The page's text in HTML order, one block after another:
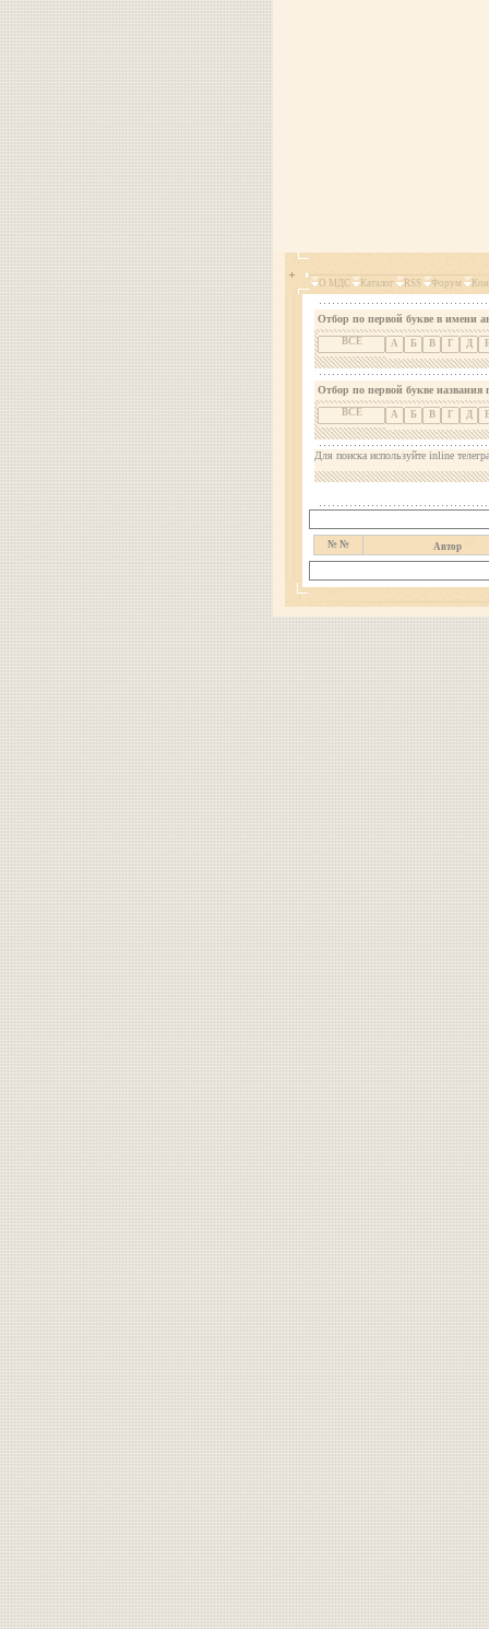
О МДС Каталог RSS Форум
Отбор по первой букве в имени
ВСЕ А Б В Г Д
Отбор по первой букве названия
ВСЕ А Б В Г Д
Для поиска используйте inline
№ № Автор